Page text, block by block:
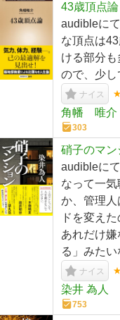
43歳頂点
audibleに
な頂点は
ける部分
ので、少し
ナイス
角幡 唯介
303
硝子のマン
audibleに
なって一
か、管理
ドを変え
あれだけ
る」みたい
ナイス
染井 為人
753